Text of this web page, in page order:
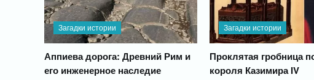
Загадки истории
Аппиева дорога: Древний Рим и
его инженерное наследие
Загадки истории
Проклятая гробница
короля Казимира IV